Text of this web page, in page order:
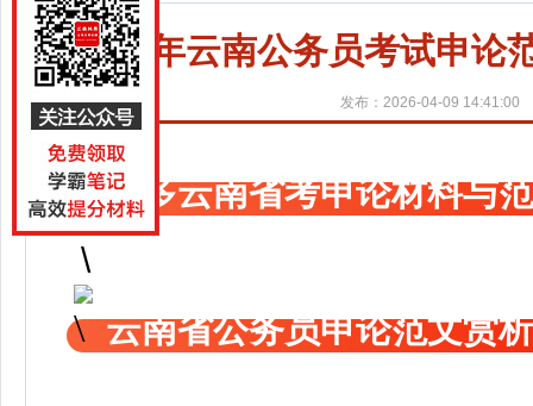
2027年云南公务员考试申论
发布：2026-04-09 14:41:00
更多云南省考申论材料与
云南省公务员申论范文赏析